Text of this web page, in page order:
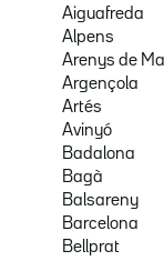
Aiguafreda
Alpens
Arenys de
Argençola
Artés
Avinyó
Badalona
Bagà
Balsareny
Barcelona
Bellprat